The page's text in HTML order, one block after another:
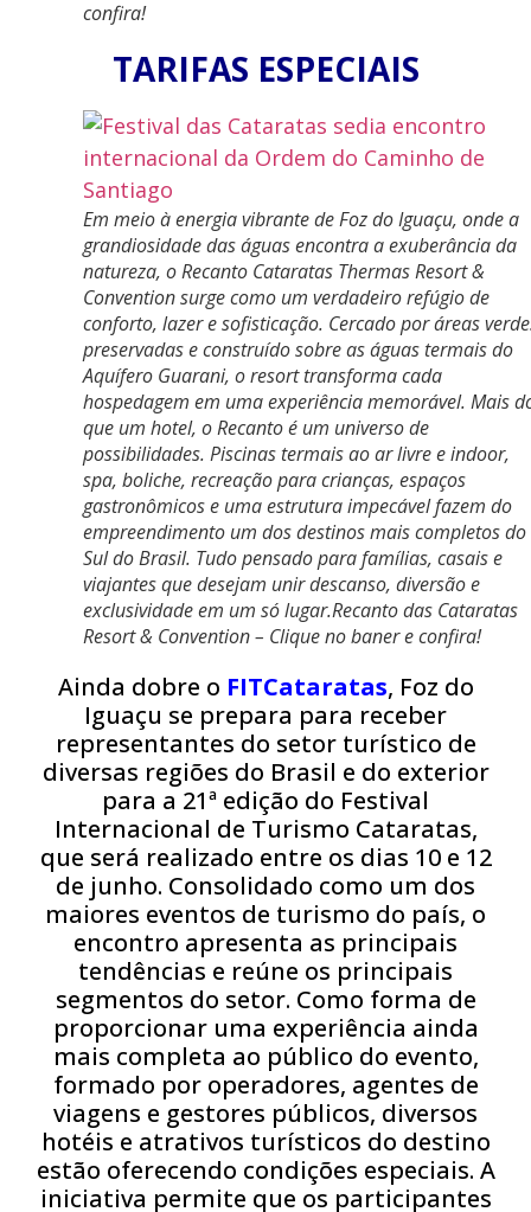
confira!
TARIFAS ESPECIAIS
Em meio à energia vibrante de Foz do Iguaçu, onde a
grandiosidade das águas encontra a exuberância da
natureza, o Recanto Cataratas Thermas Resort &
Convention surge como um verdadeiro refúgio de
conforto, lazer e sofisticação. Cercado por áreas
preservadas e construído sobre as águas termais do
Aquífero Guarani, o resort transforma cada
hospedagem em uma experiência memorável. Mais
que um hotel, o Recanto é um universo de
possibilidades. Piscinas termais ao ar livre e indoor,
spa, boliche, recreação para crianças, espaços
gastronômicos e uma estrutura impecável fazem do
empreendimento um dos destinos mais completos do
Sul do Brasil. Tudo pensado para famílias, casais e
viajantes que desejam unir descanso, diversão e
exclusividade em um só lugar.Recanto das Cataratas
Resort & Convention – Clique no baner e confira!
Ainda dobre o FITCataratas, Foz do
Iguaçu se prepara para receber
representantes do setor turístico de
diversas regiões do Brasil e do exterior
para a 21ª edição do Festival
Internacional de Turismo Cataratas,
que será realizado entre os dias 10 e 12
de junho. Consolidado como um dos
maiores eventos de turismo do país, o
encontro apresenta as principais
tendências e reúne os principais
segmentos do setor. Como forma de
proporcionar uma experiência ainda
mais completa ao público do evento,
formado por operadores, agentes de
viagens e gestores públicos, diversos
hotéis e atrativos turísticos do destino
estão oferecendo condições especiais. A
iniciativa permite que os participantes